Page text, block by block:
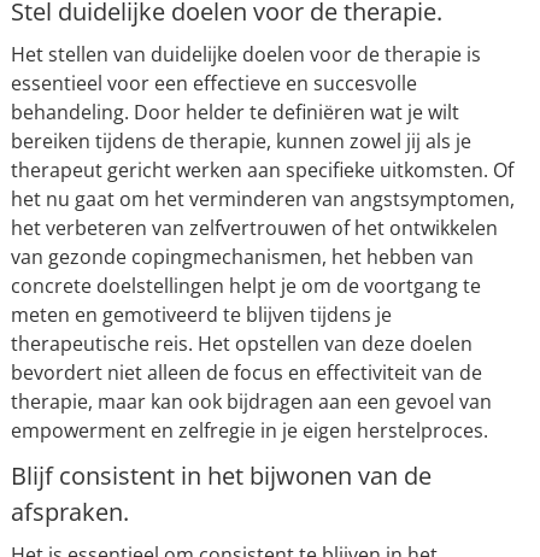
Stel duidelijke doelen voor de therapie.
Het stellen van duidelijke doelen voor de therapie is
essentieel voor een effectieve en succesvolle
behandeling. Door helder te definiëren wat je wilt
bereiken tijdens de therapie, kunnen zowel jij als je
therapeut gericht werken aan specifieke uitkomsten. Of
het nu gaat om het verminderen van angstsymptomen,
het verbeteren van zelfvertrouwen of het ontwikkelen
van gezonde copingmechanismen, het hebben van
concrete doelstellingen helpt je om de voortgang te
meten en gemotiveerd te blijven tijdens je
therapeutische reis. Het opstellen van deze doelen
bevordert niet alleen de focus en effectiviteit van de
therapie, maar kan ook bijdragen aan een gevoel van
empowerment en zelfregie in je eigen herstelproces.
Blijf consistent in het bijwonen van de
afspraken.